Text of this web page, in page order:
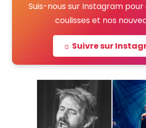
Suis-nous sur Instagram
coulisses et nos
☼ Suivre sur